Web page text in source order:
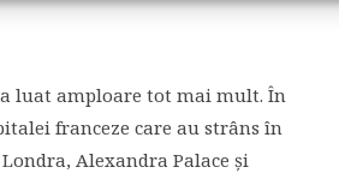
a luat amploare tot mai mult. În
franceze care au strâns în
Alexandra Palace și